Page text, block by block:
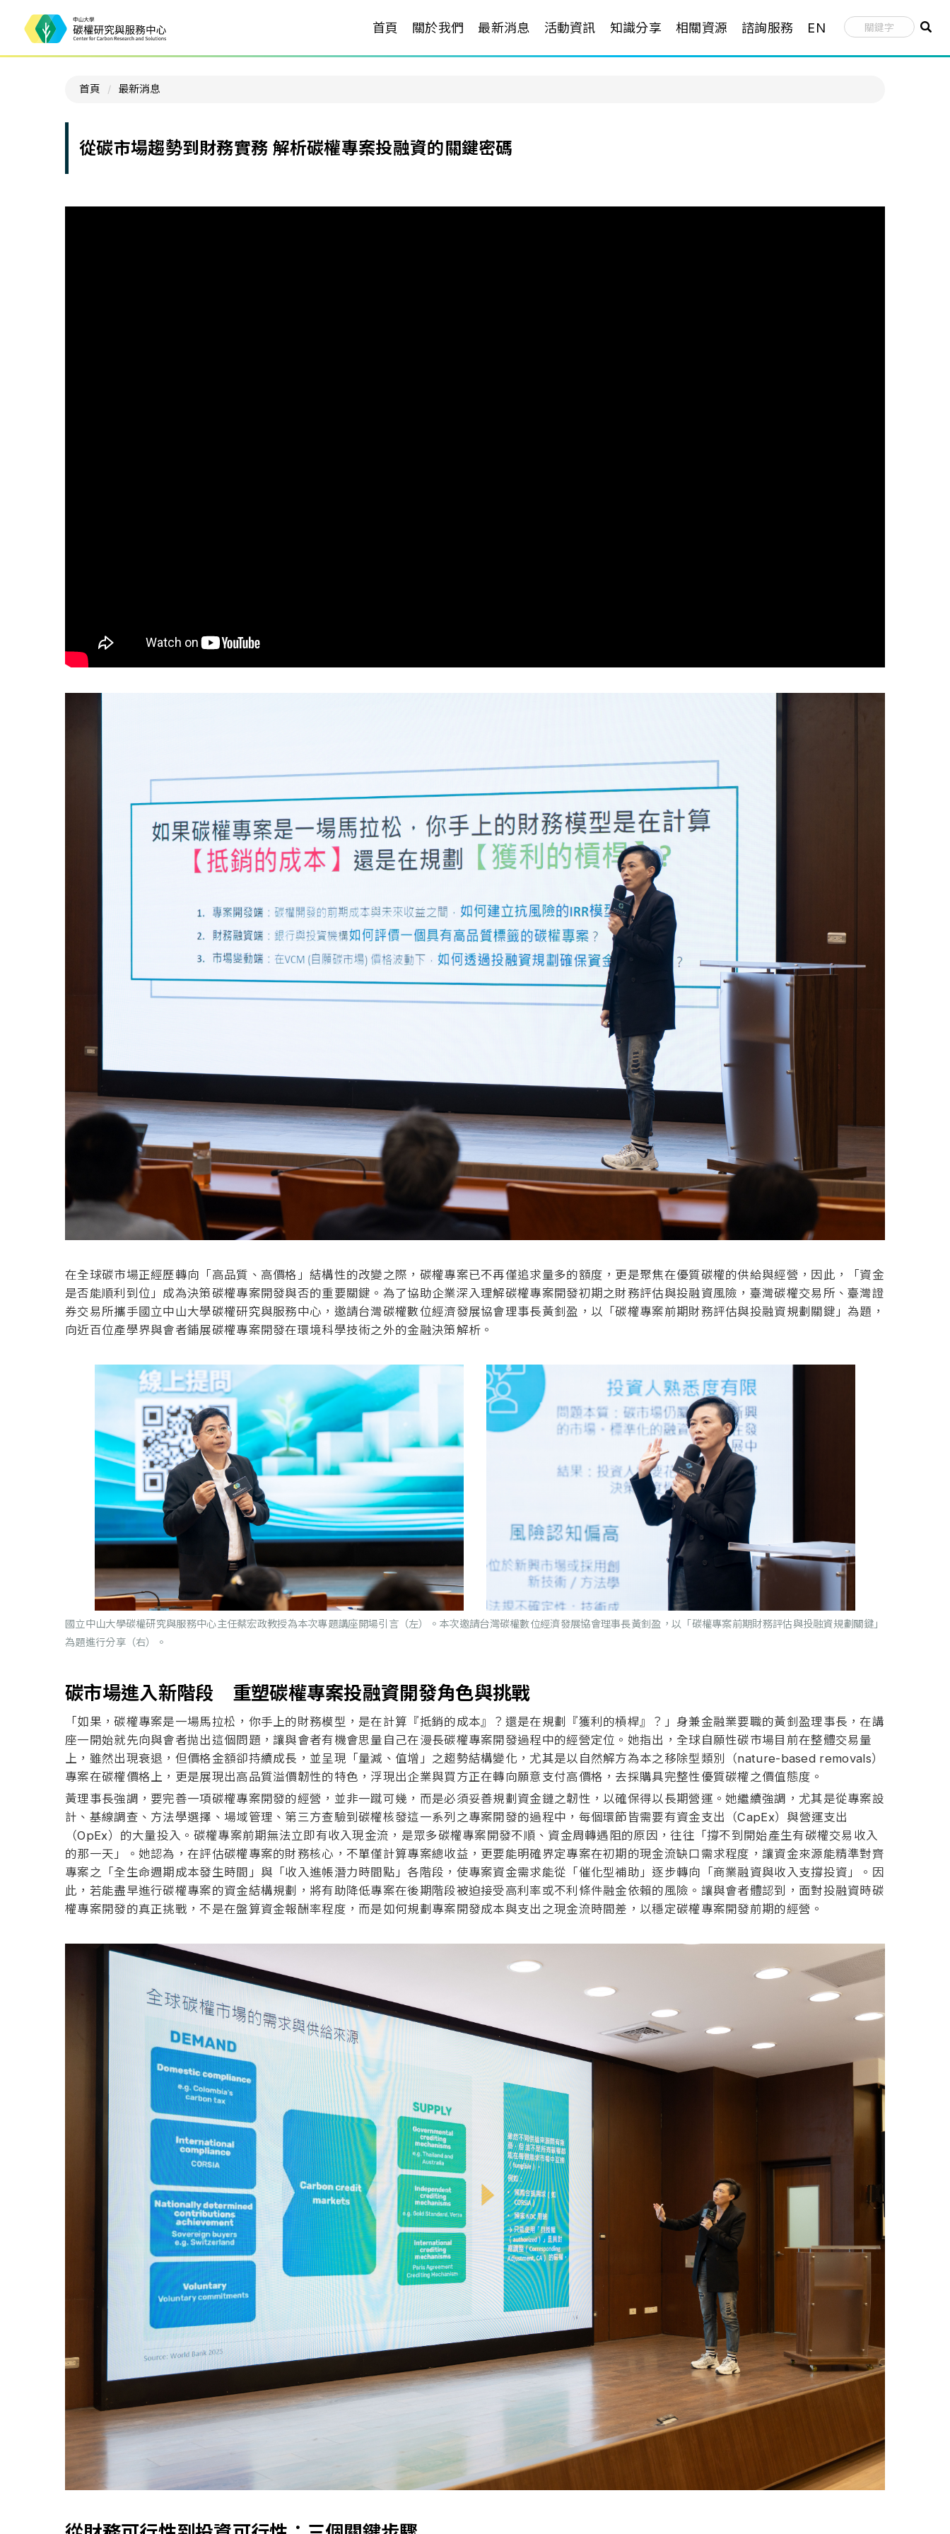
首頁 關於我們 最新消息 活動資訊 知識分享 相關資源 諮詢服務 EN
首頁 最新消息
從碳市場趨勢到財務實務 解析碳權專案投融資的關鍵密碼
在全球碳市場正經歷轉向「高品質、高價格」結構性的改變之際，碳權專案已不再僅追求量多的額度，更是聚焦在優質碳權的供給與經營，因此，「資金
是否能順利到位」成為決策碳權專案開發與否的重要關鍵。為了協助企業深入理解碳權專案開發初期之財務評估與投融資風險，臺灣碳權交易所、臺灣證
券交易所攜手國立中山大學碳權研究與服務中心，邀請台灣碳權數位經濟發展協會理事長黃釗盈，以「碳權專案前期財務評估與投融資規劃關鍵」為題，
向近百位產學界與會者鋪展碳權專案開發在環境科學技術之外的金融決策解析。
國立中山大學碳權研究與服務中心主任蔡宏政教授為本次專題講座開場引言（左）。本次邀請台灣碳權數位經濟發展協會理事長黃釗盈，以「碳權專案前期財務評估與投融資規劃關鍵」
為題進行分享（右）。
碳市場進入新階段 重塑碳權專案投融資開發角色與挑戰
「如果，碳權專案是一場馬拉松，你手上的財務模型，是在計算『抵銷的成本』？還是在規劃『獲利的槓桿』？」身兼金融業要職的黃釗盈理事長，在講
座一開始就先向與會者拋出這個問題，讓與會者有機會思量自己在漫長碳權專案開發過程中的經營定位。她指出，全球自願性碳市場目前在整體交易量
上，雖然出現衰退，但價格金額卻持續成長，並呈現「量減、值增」之趨勢結構變化，尤其是以自然解方為本之移除型類別（nature-based removals）
專案在碳權價格上，更是展現出高品質溢價韌性的特色，浮現出企業與買方正在轉向願意支付高價格，去採購具完整性優質碳權之價值態度。
黃理事長強調，要完善一項碳權專案開發的經營，並非一蹴可幾，而是必須妥善規劃資金鏈之韌性，以確保得以長期營運。她繼續強調，尤其是從專案設
計、基線調查、方法學選擇、場域管理、第三方查驗到碳權核發這一系列之專案開發的過程中，每個環節皆需要有資金支出（CapEx）與營運支出
（OpEx）的大量投入。碳權專案前期無法立即有收入現金流，是眾多碳權專案開發不順、資金周轉遇阻的原因，往往「撐不到開始產生有碳權交易收入
的那一天」。她認為，在評估碳權專案的財務核心，不單僅計算專案總收益，更要能明確界定專案在初期的現金流缺口需求程度，讓資金來源能精準對齊
專案之「全生命週期成本發生時間」與「收入進帳潛力時間點」各階段，使專案資金需求能從「催化型補助」逐步轉向「商業融資與收入支撐投資」。因
此，若能盡早進行碳權專案的資金結構規劃，將有助降低專案在後期階段被迫接受高利率或不利條件融金依賴的風險。讓與會者體認到，面對投融資時碳
權專案開發的真正挑戰，不是在盤算資金報酬率程度，而是如何規劃專案開發成本與支出之現金流時間差，以穩定碳權專案開發前期的經營。